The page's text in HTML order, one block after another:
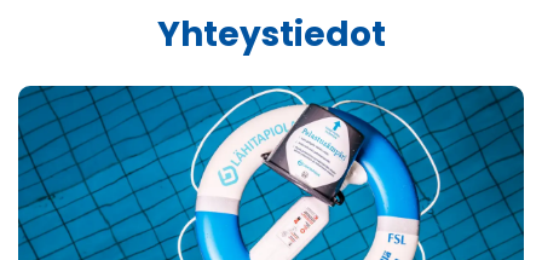
Yhteystiedot